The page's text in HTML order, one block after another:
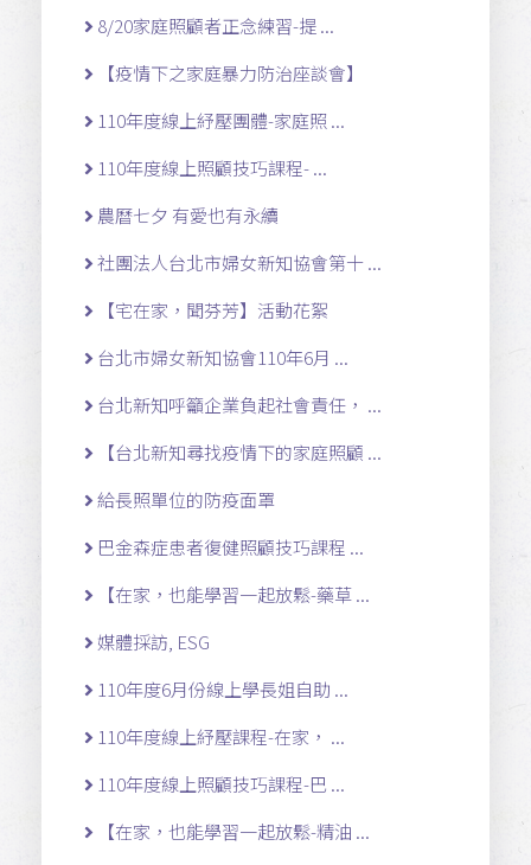
8/20家庭照顧者正念練習-提 ...
【疫情下之家庭暴力防治座談會】
110年度線上紓壓團體-家庭照 ...
110年度線上照顧技巧課程- ...
農曆七夕 有愛也有永續
社團法人台北市婦女新知協會第十 ...
【宅在家，聞芬芳】活動花絮
台北市婦女新知協會110年6月 ...
台北新知呼籲企業負起社會責任， ...
【台北新知尋找疫情下的家庭照顧 ...
給長照單位的防疫面罩
巴金森症患者復健照顧技巧課程 ...
【在家，也能學習一起放鬆-藥草 ...
媒體採訪, ESG
110年度6月份線上學長姐自助 ...
110年度線上紓壓課程-在家， ...
110年度線上照顧技巧課程-巴 ...
【在家，也能學習一起放鬆-精油 ...